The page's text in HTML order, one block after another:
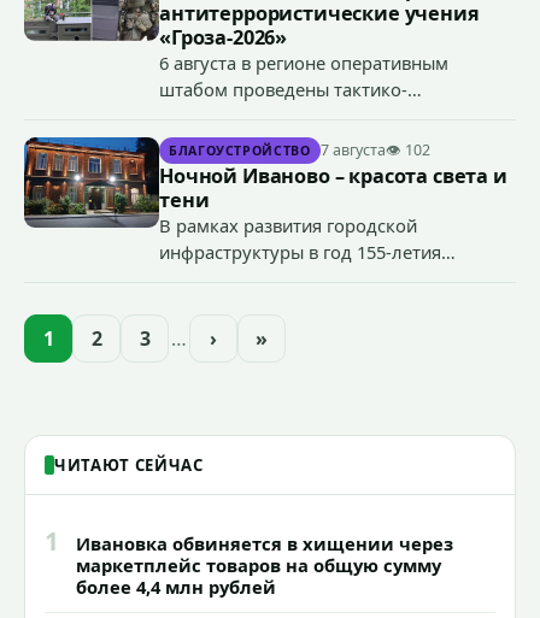
антитеррористические учения
«Гроза-2026»
6 августа в регионе оперативным
штабом проведены тактико-
террористического акта на объекте
органов государственной власти.
«Гроза-2026».
БЛАГОУСТРОЙСТВО 7 августа👁 102
Ночной Иваново – красота света и
тени
В рамках развития городской
инфраструктуры в год 155-летия
проекта подсветки исторических
1 2 3 … › »
ЧИТАЮТ СЕЙЧАС
1
Ивановка обвиняется в хищении через
маркетплейс товаров на общую сумму
более 4,4 млн рублей